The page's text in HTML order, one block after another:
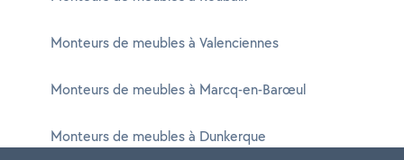
Monteurs de meubles à Valenciennes
Monteurs de meubles à Marcq-en-Barœul
Monteurs de meubles à Dunkerque